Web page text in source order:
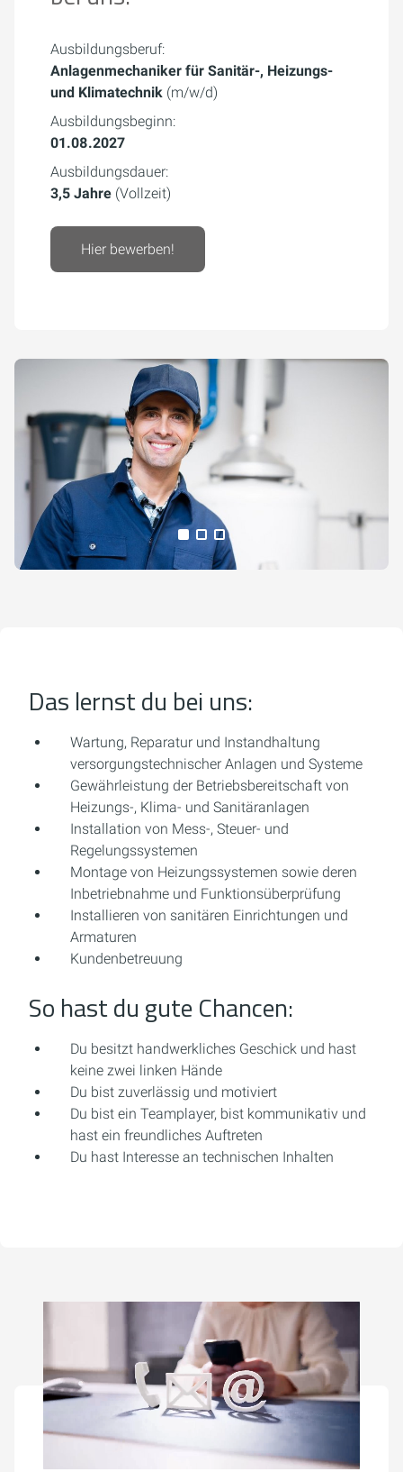
Ausbildungsberuf:
Anlagenmechaniker für Sanitär-, Heizungs-
und Klimatechnik (m/w/d)
Ausbildungsbeginn:
01.08.2027
Ausbildungsdauer:
3,5 Jahre (Vollzeit)
Hier bewerben!
Das lernst du bei uns:
Wartung, Reparatur und Instandhaltung
versorgungstechnischer Anlagen und Systeme
Gewährleistung der Betriebsbereitschaft von
Heizungs-, Klima- und Sanitäranlagen
Installation von Mess-, Steuer- und
Regelungssystemen
Montage von Heizungssystemen sowie deren
Inbetriebnahme und Funktionsüberprüfung
Installieren von sanitären Einrichtungen und
Armaturen
Kundenbetreuung
So hast du gute Chancen:
Du besitzt handwerkliches Geschick und hast
keine zwei linken Hände
Du bist zuverlässig und motiviert
Du bist ein Teamplayer, bist kommunikativ und
hast ein freundliches Auftreten
Du hast Interesse an technischen Inhalten